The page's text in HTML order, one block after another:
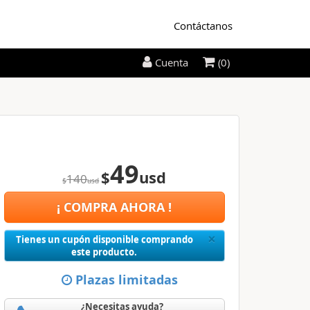
Contáctanos
$140usd $49usd
¡ COMPRA AHORA !
×Close
Tienes un cupón disponible comprando
este producto.
Plazas limitadas
¿Necesitas ayuda?
Cuenta (0)